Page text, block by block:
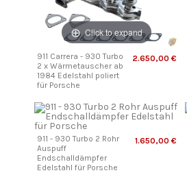
Click to expand
911 Carrera - 930 Turbo
2 x Wärmetauscher ab
1984 Edelstahl poliert
für Porsche
2.650,00 €
911 - 930 Turbo 2 Rohr
Auspuff
Endschalldämpfer
Edelstahl für Porsche
1.650,00 €